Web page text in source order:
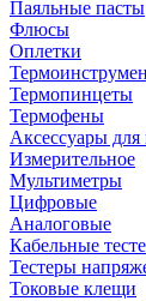
Паяльные пасты
Флюсы
Оплетки
Термопинцеты
Термофены
Аксессуары для
Измерительное
Мультиметры
Цифровые
Аналоговые
Кабельные
Тестеры
Токовые клещи